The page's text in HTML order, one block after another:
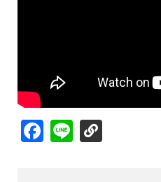
Facebook
Line